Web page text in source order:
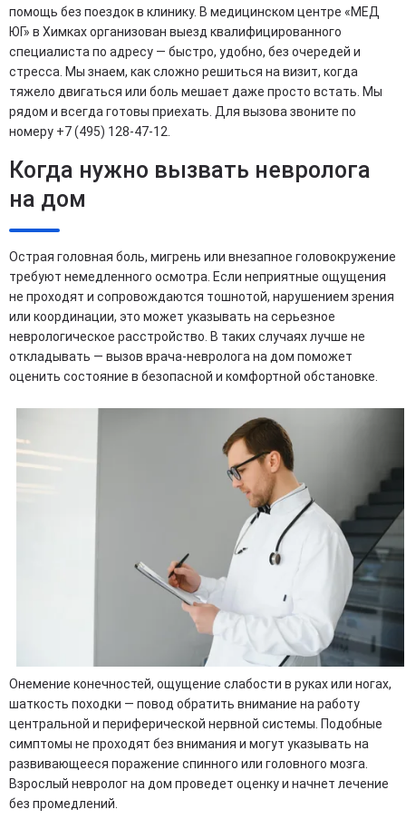
помощь без поездок в клинику. В медицинском центре «МЕД
ЮГ» в Химках организован выезд квалифицированного
специалиста по адресу — быстро, удобно, без очередей и
стресса. Мы знаем, как сложно решиться на визит, когда
тяжело двигаться или боль мешает даже просто встать. Мы
рядом и всегда готовы приехать. Для вызова звоните по
номеру +7 (495) 128-47-12.
Когда нужно вызвать невролога
на дом
Острая головная боль, мигрень или внезапное головокружение
требуют немедленного осмотра. Если неприятные ощущения
не проходят и сопровождаются тошнотой, нарушением зрения
или координации, это может указывать на серьезное
неврологическое расстройство. В таких случаях лучше не
откладывать — вызов врача-невролога на дом поможет
оценить состояние в безопасной и комфортной обстановке.
Онемение конечностей, ощущение слабости в руках или ногах,
шаткость походки — повод обратить внимание на работу
центральной и периферической нервной системы. Подобные
симптомы не проходят без внимания и могут указывать на
развивающееся поражение спинного или головного мозга.
Взрослый невролог на дом проведет оценку и начнет лечение
без промедлений.